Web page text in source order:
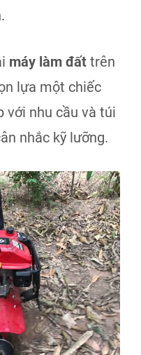
máy làm đất trên
lựa một chiếc
với nhu cầu và túi
nhắc kỹ lưỡng.